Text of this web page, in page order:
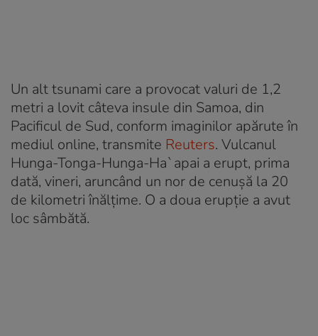
Un alt tsunami care a provocat valuri de 1,2
metri a lovit câteva insule din Samoa, din
Pacificul de Sud, conform imaginilor apărute în
mediul online, transmite Reuters. Vulcanul
Hunga-Tonga-Hunga-Ha`apai a erupt, prima
dată, vineri, aruncând un nor de cenușă la 20
de kilometri înălțime. O a doua erupție a avut
loc sâmbătă.